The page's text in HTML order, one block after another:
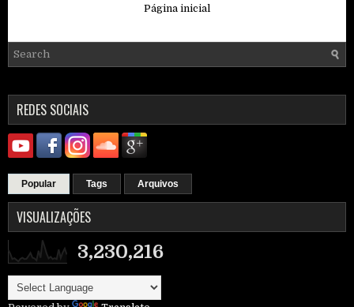
Página inicial
REDES SOCIAIS
Popular Tags Arquivos
VISUALIZAÇÕES
3,230,216